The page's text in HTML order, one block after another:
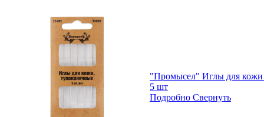
"Промысел" Иглы для кожи
5 шт
Подробно Свернуть